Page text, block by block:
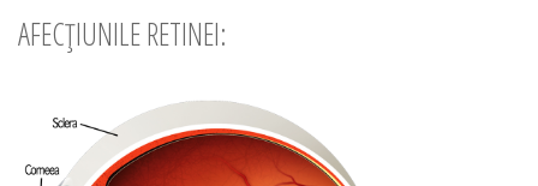
AFECȚIUNILE RETINEI: